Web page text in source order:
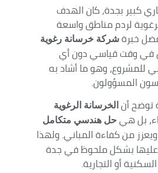
كبير بجدة، كان الهدف
لردم مناطق واسعة
خبرة شركة خرسانة رغوية
في وقت قياسي دون أي
للمشروع، وهو ما أشاد به
المسؤولون.
توضح أن الخرسانة الرغوية
بل هيحل هندسي متكامل
من كفاءة المباني. ولهذا
عليها بشكل ملحوظ في جدة
أو التجارية.